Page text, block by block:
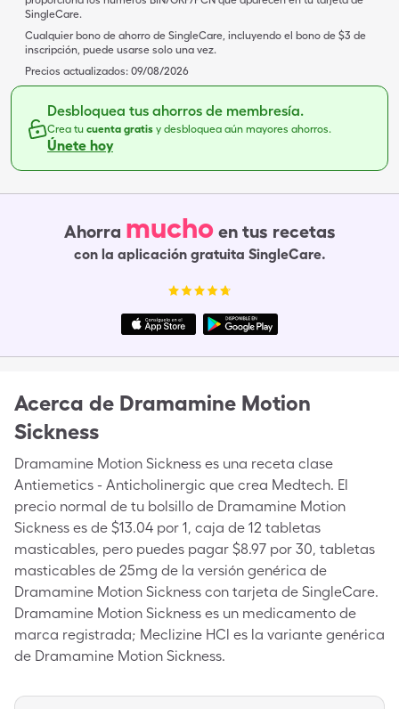
SingleCare.
Cualquier bono de ahorro de SingleCare, incluyendo el bono de $3 de
inscripción, puede usarse solo una vez.
Precios actualizados: 09/08/2026
Desbloquea tus ahorros de membresía.
Crea tu cuenta gratis y desbloquea aún mayores ahorros.
Únete hoy
Ahorra mucho en tus recetas
con la aplicación gratuita SingleCare.
Acerca de Dramamine Motion
Sickness
Dramamine Motion Sickness es una receta clase
Antiemetics - Anticholinergic que crea Medtech. El
precio normal de tu bolsillo de Dramamine Motion
Sickness es de $13.04 por 1, caja de 12 tabletas
masticables, pero puedes pagar $8.97 por 30, tabletas
masticables de 25mg de la versión genérica de
Dramamine Motion Sickness con tarjeta de SingleCare.
Dramamine Motion Sickness es un medicamento de
marca registrada; Meclizine HCl es la variante genérica
de Dramamine Motion Sickness.